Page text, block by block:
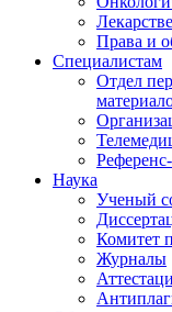
Права и
Специалистам
Отдел
Наука
Ученый
Комитет
Журналы